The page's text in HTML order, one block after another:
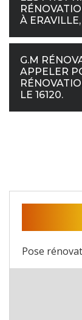
À
G.M
APPELER
LE 16120.
Pose